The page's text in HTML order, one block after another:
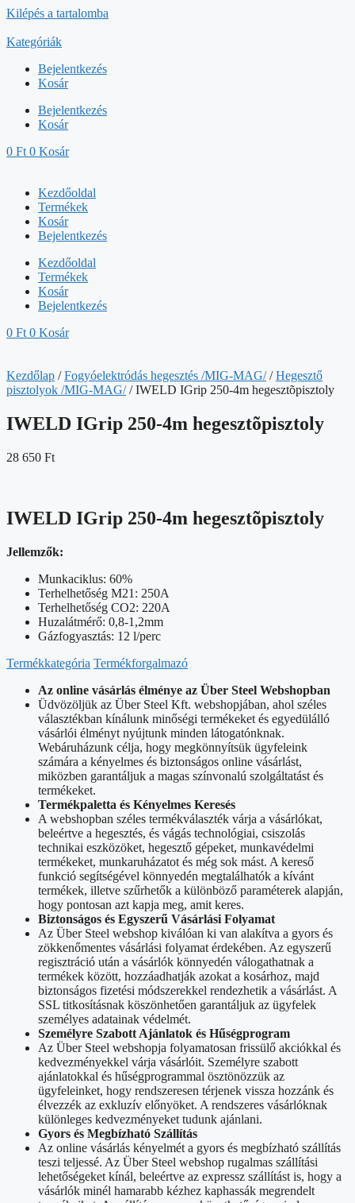
Kilépés a tartalomba
Kategóriák
Bejelentkezés
Kosár
Bejelentkezés
Kosár
0 Ft 0 Kosár
Kezdőoldal
Termékek
Kosár
Bejelentkezés
Kezdőoldal
Termékek
Kosár
Bejelentkezés
0 Ft 0 Kosár
Kezdőlap /Fogyóelektródás hegesztés /MIG-MAG//Hegesztő
pisztolyok /MIG-MAG// IWELD IGrip 250-4m hegesztõpisztoly
IWELD IGrip 250-4m hegesztõpisztoly
28 650 Ft
IWELD IGrip 250-4m hegesztõpisztoly
Jellemzők:
Munkaciklus: 60%
Terhelhetőség M21: 250A
Terhelhetőség CO2: 220A
Huzalátmérő: 0,8-1,2mm
Gázfogyasztás: 12 l/perc
Termékkategória Termékforgalmazó
Az online vásárlás élménye az Über Steel Webshopban
Üdvözöljük az Über Steel Kft. webshopjában, ahol széles
választékban kínálunk minőségi termékeket és egyedülálló
vásárlói élményt nyújtunk minden látogatónknak.
Webáruházunk célja, hogy megkönnyítsük ügyfeleink
számára a kényelmes és biztonságos online vásárlást,
miközben garantáljuk a magas színvonalú szolgáltatást és
termékeket.
Termékpaletta és Kényelmes Keresés
A webshopban széles termékválaszték várja a vásárlókat,
beleértve a hegesztés, és vágás technológiai, csiszolás
technikai eszközöket, hegesztő gépeket, munkavédelmi
termékeket, munkaruházatot és még sok mást. A kereső
funkció segítségével könnyedén megtalálhatók a kívánt
termékek, illetve szűrhetők a különböző paraméterek alapján,
hogy pontosan azt kapja meg, amit keres.
Biztonságos és Egyszerű Vásárlási Folyamat
Az Über Steel webshop kiválóan ki van alakítva a gyors és
zökkenőmentes vásárlási folyamat érdekében. Az egyszerű
regisztráció után a vásárlók könnyedén válogathatnak a
termékek között, hozzáadhatják azokat a kosárhoz, majd
biztonságos fizetési módszerekkel rendezhetik a vásárlást. A
SSL titkosításnak köszönhetően garantáljuk az ügyfelek
személyes adatainak védelmét.
Személyre Szabott Ajánlatok és Hűségprogram
Az Über Steel webshopja folyamatosan frissülő akciókkal és
kedvezményekkel várja vásárlóit. Személyre szabott
ajánlatokkal és hűségprogrammal ösztönözzük az
ügyfeleinket, hogy rendszeresen térjenek vissza hozzánk és
élvezzék az exkluzív előnyöket. A rendszeres vásárlóknak
különleges kedvezményeket tudunk ajánlani.
Gyors és Megbízható Szállítás
Az online vásárlás kényelmét a gyors és megbízható szállítás
teszi teljessé. Az Über Steel webshop rugalmas szállítási
lehetőségeket kínál, beleértve az expressz szállítást is, hogy a
vásárlók minél hamarabb kézhez kaphassák megrendelt